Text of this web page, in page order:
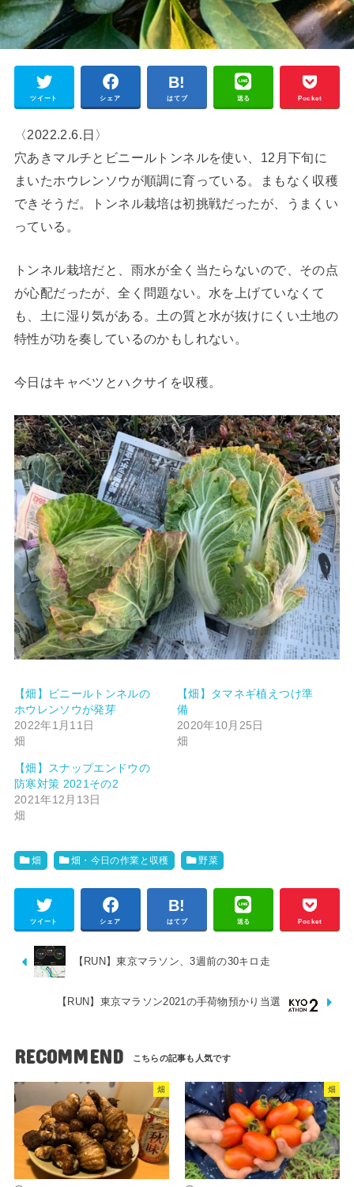
ツイート シェア はてブ 送る Pocket
〈2022.2.6.日〉
穴あきマルチとビニールトンネルを使い、12月下旬に
まいたホウレンソウが順調に育っている。まもなく収穫
できそうだ。トンネル栽培は初挑戦だったが、うまくい
っている。
トンネル栽培だと、雨水が全く当たらないので、その点
が心配だったが、全く問題ない。水を上げていなくて
も、土に湿り気がある。土の質と水が抜けにくい土地の
特性が功を奏しているのかもしれない。
今日はキャベツとハクサイを収穫。
【畑】ビニールトンネルの
ホウレンソウが発芽
2022年1月11日
畑
【畑】タマネギ植えつけ準
備
2020年10月25日
畑
【畑】スナップエンドウの
防寒対策 2021その2
2021年12月13日
畑
畑 畑・今日の作業と収穫 野菜
ツイート シェア はてブ 送る Pocket
【RUN】東京マラソン、3週前の30キロ走
【RUN】東京マラソン2021の手荷物預かり当選
RECOMMEND
畑 畑